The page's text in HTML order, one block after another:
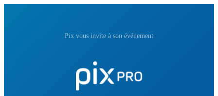
Pix vous invite à son événement